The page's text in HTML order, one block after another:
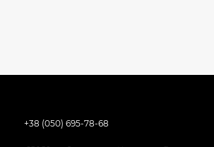
+38 (050) 695-78-68